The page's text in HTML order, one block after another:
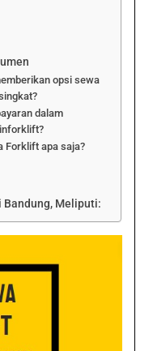
opsi sewa
dalam
Forklift apa saja?
Bandung, Meliputi: